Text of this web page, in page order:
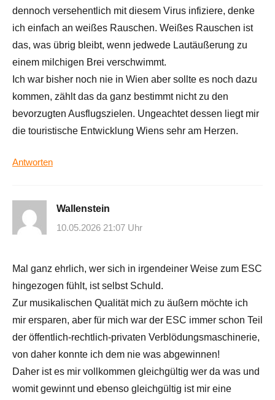
dennoch versehentlich mit diesem Virus infiziere, denke
ich einfach an weißes Rauschen. Weißes Rauschen ist
das, was übrig bleibt, wenn jedwede Lautäußerung zu
einem milchigen Brei verschwimmt.
Ich war bisher noch nie in Wien aber sollte es noch dazu
kommen, zählt das da ganz bestimmt nicht zu den
bevorzugten Ausflugszielen. Ungeachtet dessen liegt mir
die touristische Entwicklung Wiens sehr am Herzen.
Antworten
Wallenstein
10.05.2026 21:07 Uhr
Mal ganz ehrlich, wer sich in irgendeiner Weise zum ESC
hingezogen fühlt, ist selbst Schuld.
Zur musikalischen Qualität mich zu äußern möchte ich
mir ersparen, aber für mich war der ESC immer schon Teil
der öffentlich-rechtlich-privaten Verblödungsmaschinerie,
von daher konnte ich dem nie was abgewinnen!
Daher ist es mir vollkommen gleichgültig wer da was und
womit gewinnt und ebenso gleichgültig ist mir eine